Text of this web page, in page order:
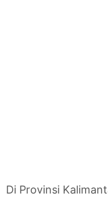
Di Provinsi